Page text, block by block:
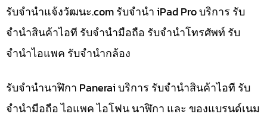
รับจํานําแจ้งวัฒนะ.com รับจำนำ iPad Pro บริการ รับ
จำนำสินค้าไอที รับจำนำมือถือ รับจำนำโทรศัพท์ รับ
จำนำไอแพค รับจำนำกล้อง
รับจำนำนาฬิกา Panerai บริการ รับจำนำสินค้าไอที รับ
จำนำมือถือ ไอแพค ไอโฟน นาฬิกา และ ของแบรนด์เนม